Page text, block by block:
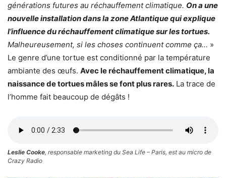
générations futures au réchauffement climatique. On a une
nouvelle installation dans la zone Atlantique qui explique
l’influence du réchauffement climatique sur les tortues.
Malheureusement, si les choses continuent comme ça… »
Le genre d’une tortue est conditionné par la température
ambiante des œufs. Avec le réchauffement climatique, la
naissance de tortues mâles se font plus rares. La trace de
l’homme fait beaucoup de dégâts !
Leslie Cooke, responsable marketing du Sea Life – Paris, est au micro de
Crazy Radio